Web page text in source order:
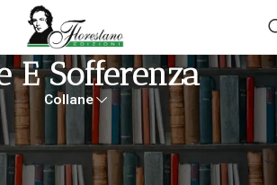
E Sofferenza
Collane
“arte e sofferenza” Visualizzazione del risultato